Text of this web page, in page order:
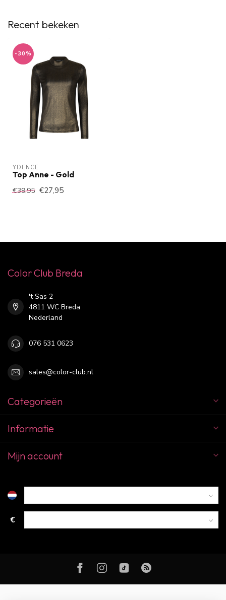
Recent bekeken
-30%
YDENCE
Top Anne - Gold
€39,95 €27,95
Color Club Breda
't Sas 2
4811 WC Breda
Nederland
076 531 0623
sales@color-club.nl
Categorieën
Informatie
Mijn account
€